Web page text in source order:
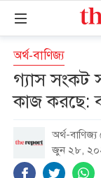
অর্থ-বাণিজ্য
গ্যাস সংকট
কাজ করছে:
অর্থ-বাণিজ্য
জুন ২৮,